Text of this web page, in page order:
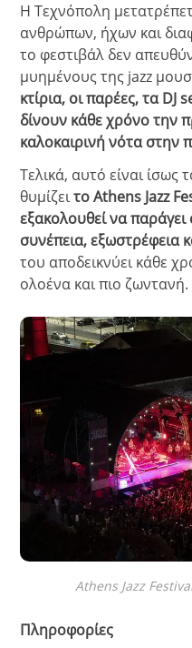
Η Τεχνόπολη
ανθρώπων, ήχων και
το φεστιβάλ δεν
μυημένους της jazz
κτίρια, οι παρέες, τα DJ
δίνουν κάθε χρόνο την
καλοκαιρινή νότα στην
Τελικά, αυτό είναι ίσως
θυμίζειτο Athens Jazz
εξακολουθεί να
συνέπεια, εξωστρέφεια
του αποδεικνύει κάθε
ολοένα και πιο ζωντανή.
Athens Jazz
Πληροφορίες